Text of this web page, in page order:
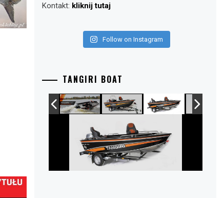
Kontakt: kliknij tutaj
Follow on Instagram
TANGIRI BOAT